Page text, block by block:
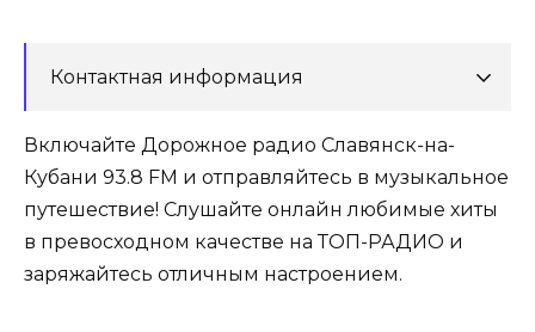
Контактная информация
Включайте Дорожное радио Славянск-на-
Кубани 93.8 FM и отправляйтесь в музыкальное
путешествие! Слушайте онлайн любимые хиты
в превосходном качестве на ТОП-РАДИО и
заряжайтесь отличным настроением.